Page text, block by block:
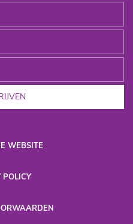
WEBSITE
POLICY